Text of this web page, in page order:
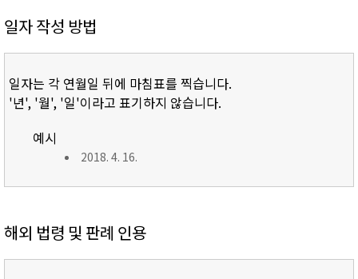
일자 작성 방법
일자는 각 연월일 뒤에 마침표를 찍습니다.
'년', '월', '일'이라고 표기하지 않습니다.
예시
2018. 4. 16.
해외 법령 및 판례 인용